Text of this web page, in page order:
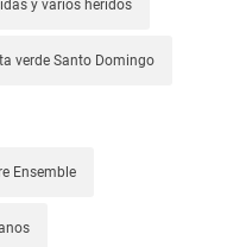
y varios heridos
verde Santo Domingo
Ensemble